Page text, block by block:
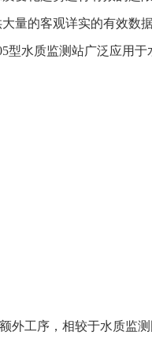
量的客观详实的有效数
型水质监测站广泛应用
外工序，相较于水质监